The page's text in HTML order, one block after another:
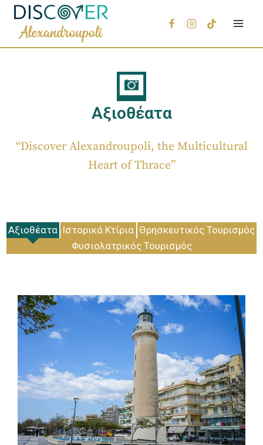
Αξιοθέατα
“Discover Alexandroupoli, the Multicultural
Heart of Thrace”
Αξιοθέατα Ιστορικά Κτίρια Θρησκευτικός Τουρισμός
Φυσιολατρικός Τουρισμός